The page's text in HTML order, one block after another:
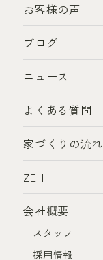
お客様の声
ブログ
ニュース
よくある質問
家づくりの流れ
ZEH
会社概要
スタッフ
採用情報